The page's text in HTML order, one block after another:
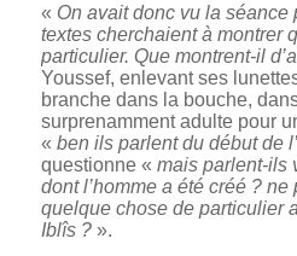
« On avait donc vu la séance
textes cherchaient à montrer
particulier. Que montrent-il
Youssef, enlevant ses
branche dans la bouche,
surprenamment adulte pour
« ben ils parlent du début de
questionne « mais parlent-ils
dont l’homme a été créé ?
quelque chose de particulier
Iblîs ? ».